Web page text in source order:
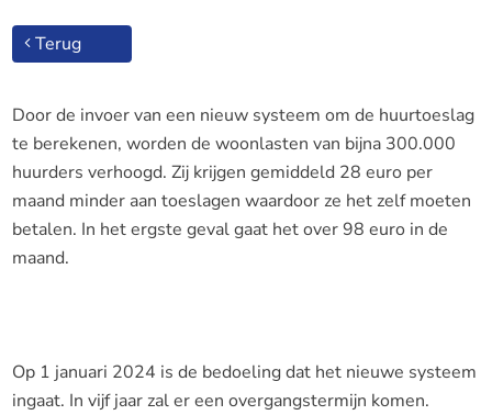
Terug
Door de invoer van een nieuw systeem om de huurtoeslag
te berekenen, worden de woonlasten van bijna 300.000
huurders verhoogd. Zij krijgen gemiddeld 28 euro per
maand minder aan toeslagen waardoor ze het zelf moeten
betalen. In het ergste geval gaat het over 98 euro in de
maand.
Op 1 januari 2024 is de bedoeling dat het nieuwe systeem
ingaat. In vijf jaar zal er een overgangstermijn komen.